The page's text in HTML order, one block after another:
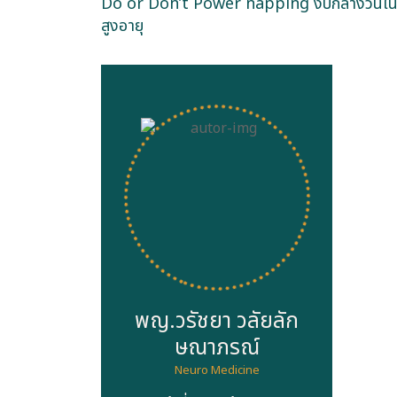
สูงอายุ
พญ.วรัชยา วลัยลัก
ษณาภรณ์
Neuro Medicine